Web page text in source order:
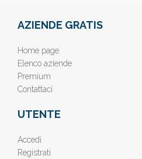
AZIENDE GRATIS
Home page
Elenco aziende
Premium
Contattaci
UTENTE
Accedi
Registrati